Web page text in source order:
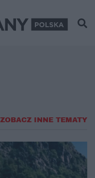
ZOBACZ INNE TEMATY